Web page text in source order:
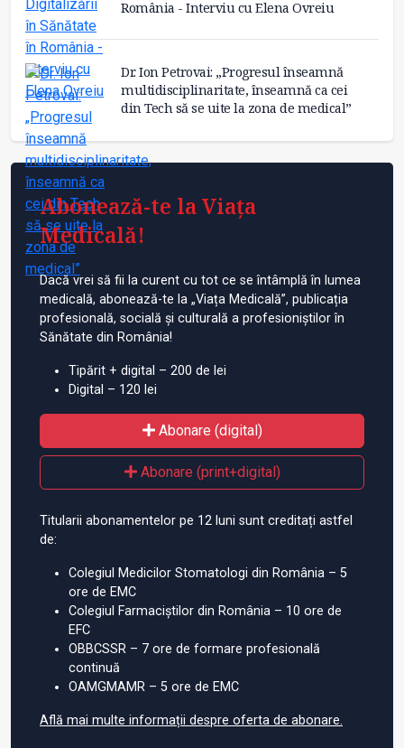
România - Interviu cu Elena Ovreiu
Dr. Ion Petrovai: „Progresul înseamnă
multidisciplinaritate, înseamnă ca cei
din Tech să se uite la zona de medical”
Abonează-te la Viața
Medicală!
Dacă vrei să fii la curent cu tot ce se întâmplă în lumea
medicală, abonează-te la „Viața Medicală”, publicația
profesională, socială și culturală a profesioniștilor în
Sănătate din România!
Tipărit + digital – 200 de lei
Digital – 120 lei
Abonare (digital)
Abonare (print+digital)
Titularii abonamentelor pe 12 luni sunt creditați astfel
de:
Colegiul Medicilor Stomatologi din România – 5
ore de EMC
Colegiul Farmaciștilor din România – 10 ore de
EFC
OBBCSSR – 7 ore de formare profesională
continuă
OAMGMAMR – 5 ore de EMC
Află mai multe informații despre oferta de abonare.